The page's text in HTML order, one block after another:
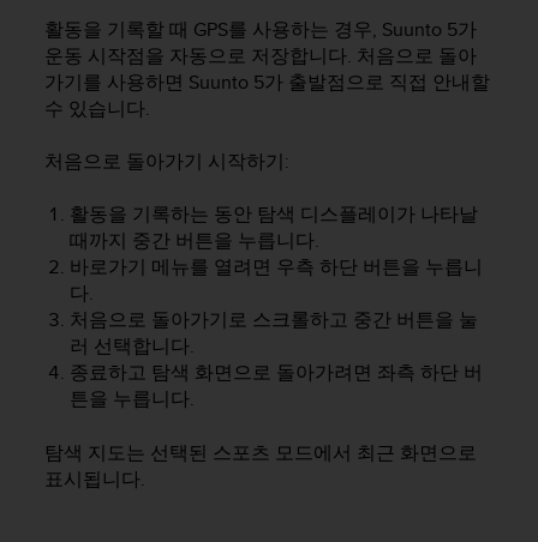
활동을 기록할 때 GPS를 사용하는 경우, Suunto 5가
운동 시작점을 자동으로 저장합니다. 처음으로 돌아
가기를 사용하면 Suunto 5가 출발점으로 직접 안내할
수 있습니다.
처음으로 돌아가기 시작하기:
활동을 기록하는 동안 탐색 디스플레이가 나타날
때까지 중간 버튼을 누릅니다.
바로가기 메뉴를 열려면 우측 하단 버튼을 누릅니
다.
처음으로 돌아가기로 스크롤하고 중간 버튼을 눌
러 선택합니다.
종료하고 탐색 화면으로 돌아가려면 좌측 하단 버
튼을 누릅니다.
탐색 지도는 선택된 스포츠 모드에서 최근 화면으로
표시됩니다.